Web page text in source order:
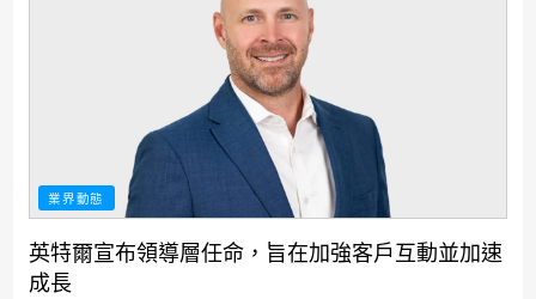
業界動態
英特爾宣布領導層任命，旨在加強客戶互動並加速
成長